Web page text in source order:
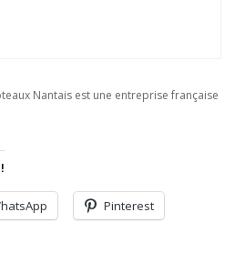
Nantais est une entreprise française
Pinterest